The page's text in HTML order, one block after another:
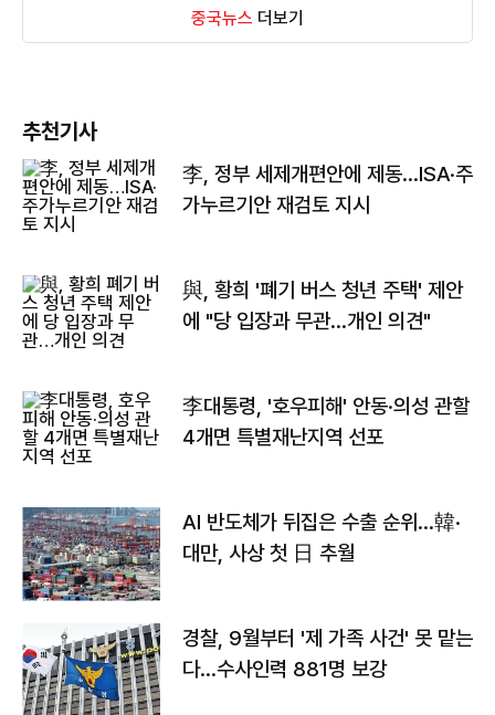
중국뉴스 더보기
추천기사
李, 정부 세제개편안에 제동…ISA·주
가누르기안 재검토 지시
與, 황희 '폐기 버스 청년 주택' 제안
에 "당 입장과 무관…개인 의견"
李대통령, '호우피해' 안동·의성 관할
4개면 특별재난지역 선포
AI 반도체가 뒤집은 수출 순위…韓·
대만, 사상 첫 日 추월
경찰, 9월부터 '제 가족 사건' 못 맡는
다…수사인력 881명 보강